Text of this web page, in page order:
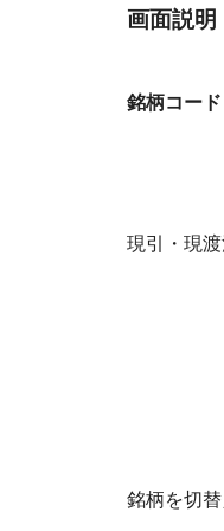
画面説明
銘柄コード
現引・現
銘柄を切